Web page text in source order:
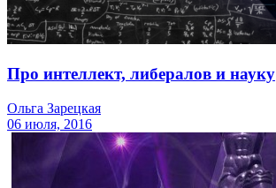
Про интеллект, либералов и науку
Ольга Зарецкая
06 июля, 2016